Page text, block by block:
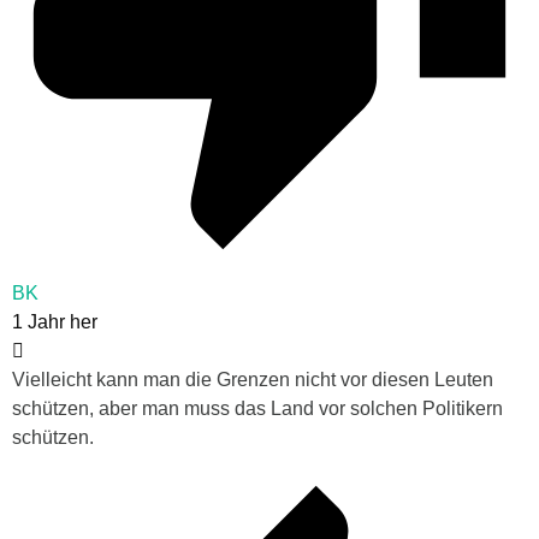
BK
1 Jahr her
Vielleicht kann man die Grenzen nicht vor diesen Leuten
schützen, aber man muss das Land vor solchen Politikern
schützen.